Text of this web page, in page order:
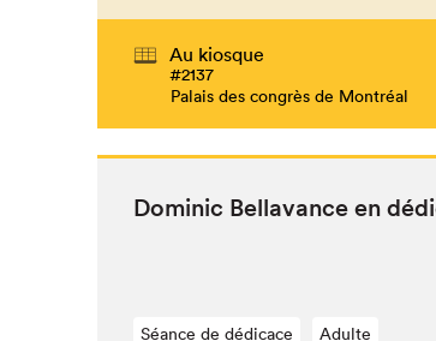
Au kiosque
#2137
Palais des congrès de Montréal
Dominic Bella­vance en
Séance de dédicace Adulte